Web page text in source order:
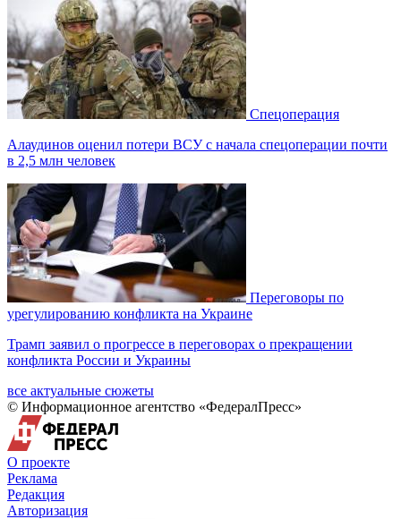
Спецоперация
Алаудинов оценил потери ВСУ с начала спецоперации почти
в 2,5 млн человек
Переговоры по
урегулированию конфликта на Украине
Трамп заявил о прогрессе в переговорах о прекращении
конфликта России и Украины
все актуальные сюжеты
© Информационное агентство «ФедералПресс»
О проекте
Реклама
Редакция
Авторизация